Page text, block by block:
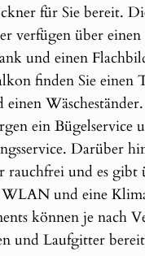
für Sie bereit.
verfügen über einen
und einen
finden Sie einen
einen
ein Bügelservice
Darüber
rauchfrei und es gibt
WLAN und eine
können je nach
und Laufgitter